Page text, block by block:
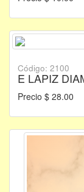
Código: 2100
E LAPIZ
Precio $ 28.00